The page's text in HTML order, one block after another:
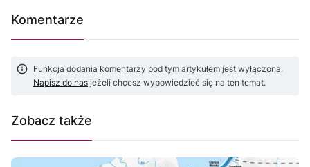
Komentarze
Funkcja dodania komentarzy pod tym artykułem jest wyłączona.
Napisz do nas jeżeli chcesz wypowiedzieć się na ten temat.
Zobacz także